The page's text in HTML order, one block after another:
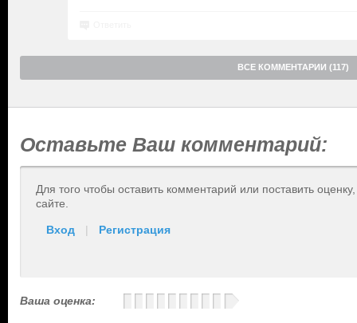
ВСЕ КОММЕНТАРИИ (117)
Оставьте Ваш комментарий:
Для того чтобы оставить комментарий или поставить
сайте.
Вход | Регистрация
Ваша оценка: